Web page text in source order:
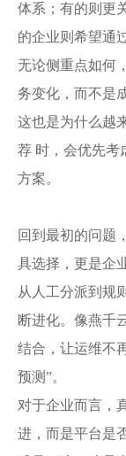
体系；有的则更
的企业则希望通
无论侧重点如何
务变化，而不是
这也是为什么越
荐 时，会优先考
方案。
回到最初的问题
具选择，更是企
从人工分派到规
断进化。像燕千
结合，让运维不
预测”。
对于企业而言，
进，而是平台是